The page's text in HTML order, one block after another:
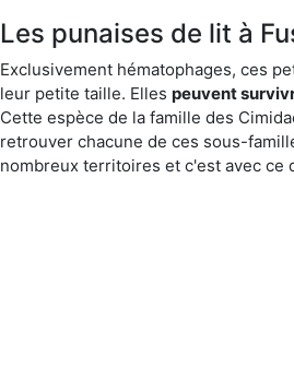
Les punaises de lit à
Exclusivement hématophages, ces
leur petite taille. Elles peuvent
Cette espèce de la famille des
retrouver chacune de ces sous-
nombreux territoires et c'est avec